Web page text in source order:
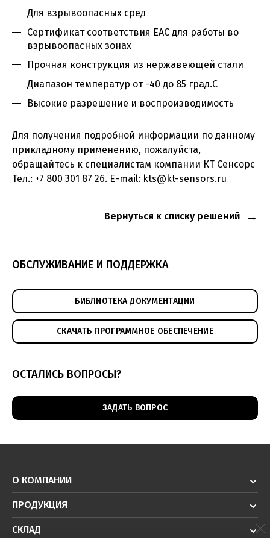
Для взрывоопасных сред
Сертификат соответствия EAC для работы во
взрывоопасных зонах
Прочная конструкция из нержавеющей стали
Диапазон температур от -40 до 85 град.С
Высокие разрешение и воспроизводимость
Для получения подробной информации по данному
прикладному применению, пожалуйста,
обращайтесь к специалистам компании КТ Сенсорс
Тел.: +7 800 301 87 26. E-mail: kts@kt-sensors.ru
Вернуться к списку решений
ОБСЛУЖИВАНИЕ И ПОДДЕРЖКА
БИБЛИОТЕКА ДОКУМЕНТАЦИИ
СКАЧАТЬ ПРОГРАММНОЕ ОБЕСПЕЧЕНИЕ
ОСТАЛИСЬ ВОПРОСЫ?
ЗАДАТЬ ВОПРОС
О КОМПАНИИ
ПРОДУКЦИЯ
СКЛАД